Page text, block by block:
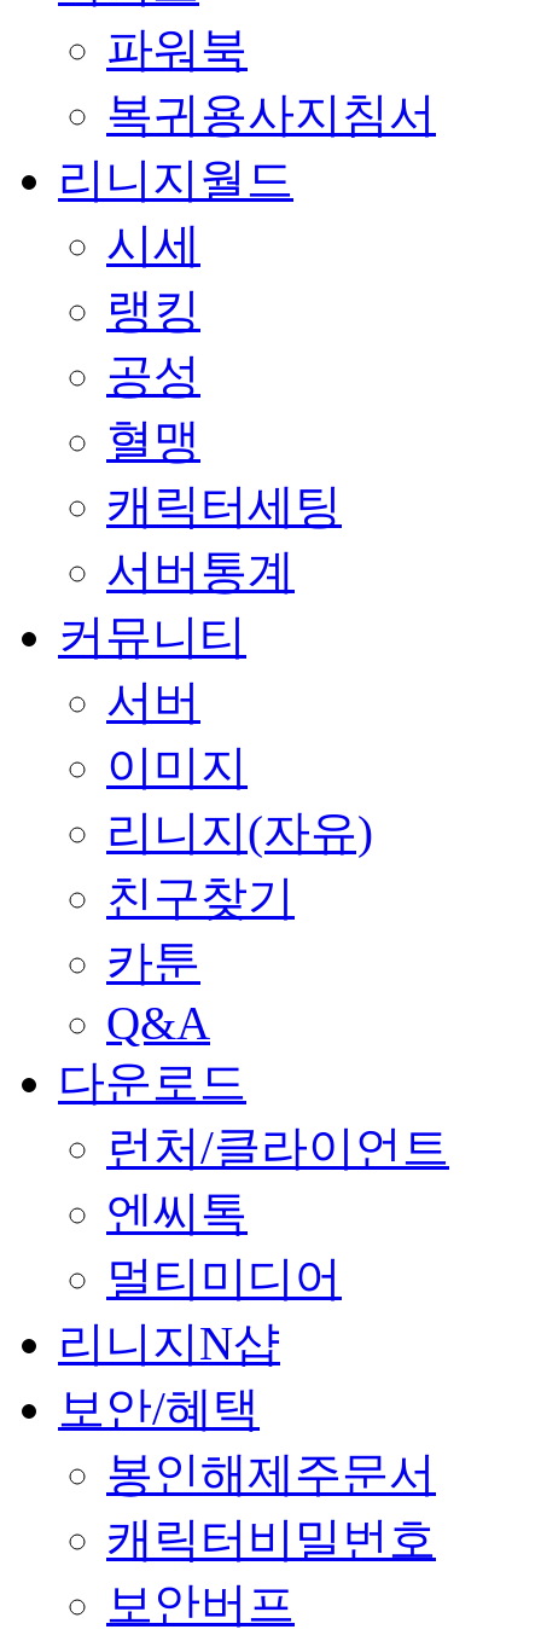
파워북
복귀용사지침서
리니지월드
시세
랭킹
공성
혈맹
캐릭터세팅
서버통계
커뮤니티
서버
이미지
리니지(자유)
친구찾기
카툰
Q&A
다운로드
런처/클라이언트
엔씨톡
멀티미디어
리니지N샵
보안/혜택
봉인해제주문서
캐릭터비밀번호
보안버프